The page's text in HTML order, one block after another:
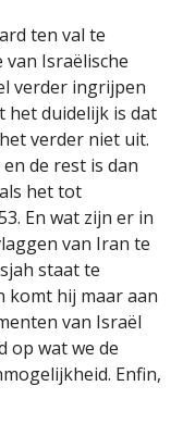
ten val te
Israëlische
verder ingrijpen
het duidelijk is dat
verder niet uit.
de rest is dan
het tot
En wat zijn er in
van Iran te
staat te
komt hij maar aan
van Israël
op wat we de
Enfin,